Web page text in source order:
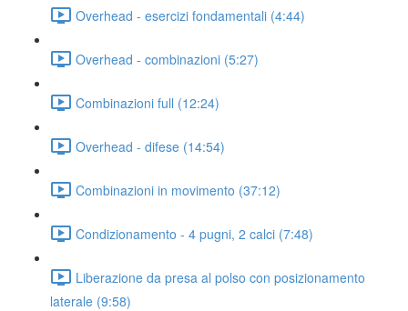
Overhead - esercizi fondamentali (4:44)
Overhead - combinazioni (5:27)
Combinazioni full (12:24)
Overhead - difese (14:54)
Combinazioni in movimento (37:12)
Condizionamento - 4 pugni, 2 calci (7:48)
Liberazione da presa al polso con posizionamento
laterale (9:58)